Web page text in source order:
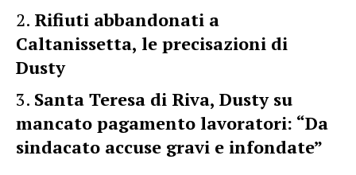
Rifiuti abbandonati a
Caltanissetta, le precisazioni di
Dusty
Santa Teresa di Riva, Dusty su
mancato pagamento lavoratori: “Da
sindacato accuse gravi e infondate”